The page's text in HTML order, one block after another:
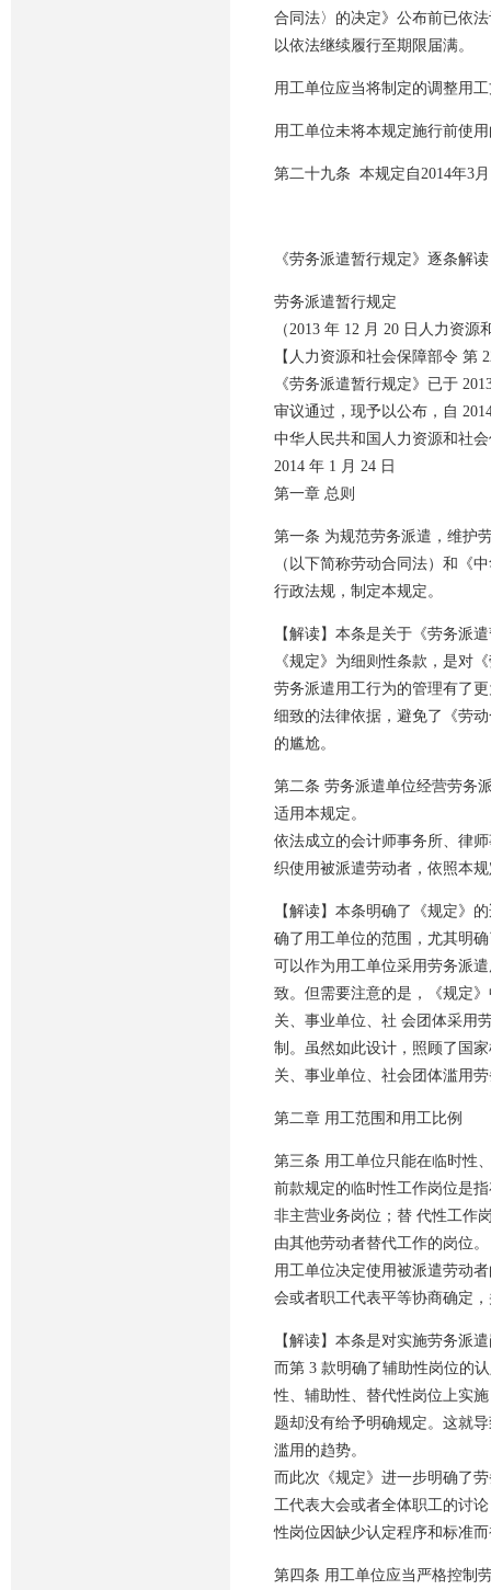
合同法〉的决定》公布前已依
以依法继续履行至期限届满。
用工单位应当将制定的调整用
用工单位未将本规定施行前使
第二十九条 本规定自2014年3
《劳务派遣暂行规定》逐条解读
劳务派遣暂行规定
（2013 年 12 月 20 日人力资
【人力资源和社会保障部令 第
《劳务派遣暂行规定》已于
审议通过，现予以公布，自
中华人民共和国人力资源和社
2014 年 1 月 24 日
第一章 总则
第一条 为规范劳务派遣，维护
（以下简称劳动合同法）和《
行政法规，制定本规定。
【解读】本条是关于《劳务派
《规定》为细则性条款，是对
劳务派遣用工行为的管理有了
细致的法律依据，避免了《劳
的尴尬。
第二条 劳务派遣单位经营劳务
适用本规定。
依法成立的会计师事务所、律
织使用被派遣劳动者，依照本
【解读】本条明确了《规定》
确了用工单位的范围，尤其明
可以作为用工单位采用劳务派
致。但需要注意的是，《规定
关、事业单位、社 会团体采用
制。虽然如此设计，照顾了国
关、事业单位、社会团体滥用
第二章 用工范围和用工比例
第三条 用工单位只能在临时性
前款规定的临时性工作岗位是
非主营业务岗位；替 代性工作
由其他劳动者替代工作的岗位。
用工单位决定使用被派遣劳动
会或者职工代表平等协商确定
【解读】本条是对实施劳务派
而第 3 款明确了辅助性岗位的
性、辅助性、替代性岗位上实
题却没有给予明确规定。这就
滥用的趋势。
而此次《规定》进一步明确了
工代表大会或者全体职工的讨
性岗位因缺少认定程序和标准
第四条 用工单位应当严格控制